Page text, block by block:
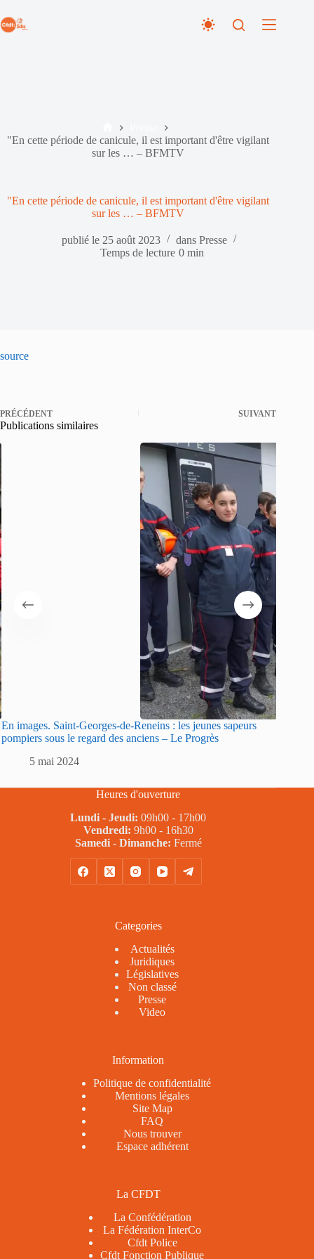
au
contenu
Accueil
"En cette période de canicule, il est important d'être vigilant
sur les … – BFMTV
"En cette période de canicule, il est important d'être vigilant
sur les … – BFMTV
publié le 25 août 2023 dans Presse
Temps de lecture 0 min
source
PRÉCÉDENT SUIVANT
Publications similaires
En images. Saint-Georges-de-Reneins : les jeunes sapeurs
pompiers sous le regard des anciens – Le Progrès
5 mai 2024
Heures d'ouverture
Lundi - Jeudi: 09h00 - 17h00
Vendredi: 9h00 - 16h30
Samedi - Dimanche: Fermé
Categories
Actualités
Juridiques
Législatives
Non classé
Presse
Video
Information
Politique de confidentialité
Mentions légales
Site Map
FAQ
Nous trouver
Espace adhérent
La CFDT
La Confédération
La Fédération InterCo
Cfdt Police
Cfdt Fonction Publique